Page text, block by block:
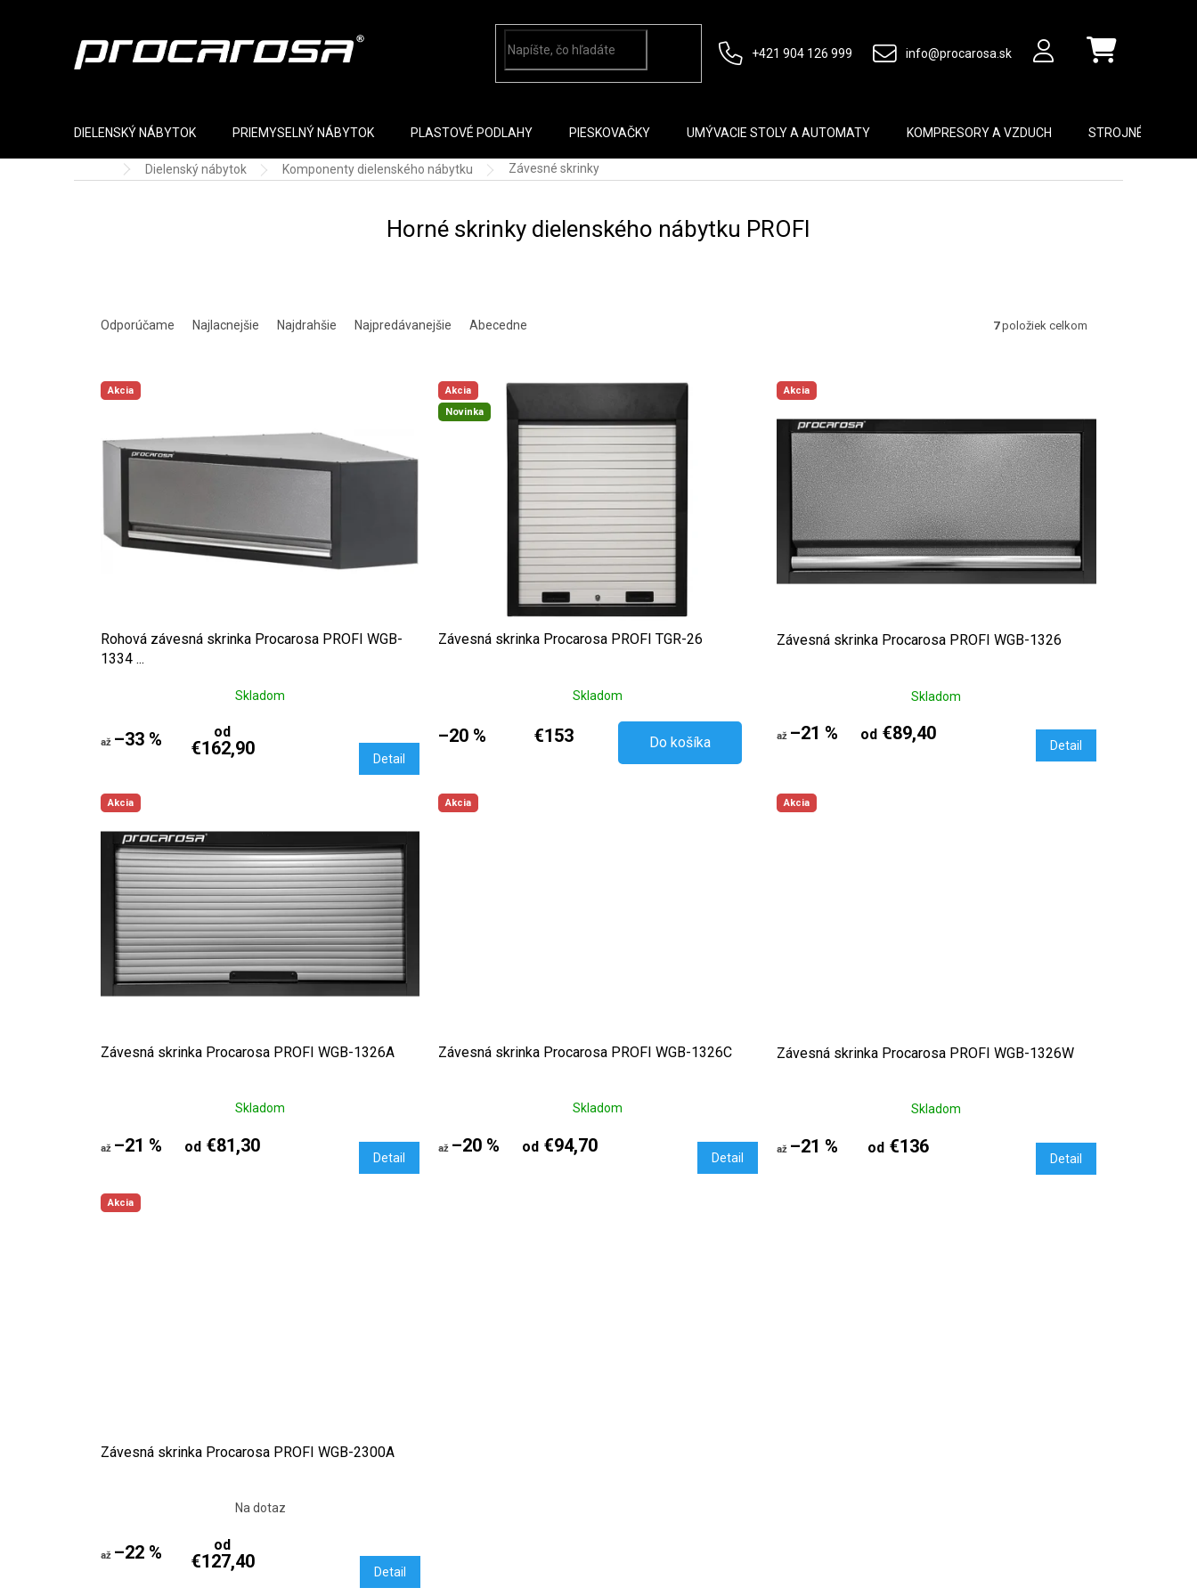
+421 904 126 999 info@procarosa.sk Nákupný košík
DIELENSKÝ NÁBYTOK PRIEMYSELNÝ NÁBYTOK PLASTOVÉ PODLAHY PIESKOVAČKY UMÝVACIE STOLY A AUTOMATY KOMPRESORY A VZDUCH STROJNÉ
Domov Dielenský nábytok Komponenty dielenského nábytku Závesné skrinky
Horné skrinky dielenského nábytku PROFI
Odporúčame Najlacnejšie Najdrahšie Najpredávanejšie Abecedne 7položiek celkom
Výpis produktov
Akcia
Rohová závesná skrinka Procarosa PROFI WGB-
1334 ...
Skladom
až –33 % od
€162,90 Detail
Akcia
Novinka
Závesná skrinka Procarosa PROFI TGR-26
Skladom
–20 % €153 Do košíka
Akcia
Závesná skrinka Procarosa PROFI WGB-1326
Skladom
až –21 % od€89,40
Detail
Akcia
Závesná skrinka Procarosa PROFI WGB-1326A
Skladom
až –21 % od €81,30
Detail
Akcia
Závesná skrinka Procarosa PROFI WGB-1326C
Skladom
až –20 % od €94,70
Detail
Akcia
Závesná skrinka Procarosa PROFI WGB-1326W
Skladom
až –21 % od€136
Detail
Akcia
Závesná skrinka Procarosa PROFI WGB-2300A
Na dotaz
až –22 % od
€127,40 Detail